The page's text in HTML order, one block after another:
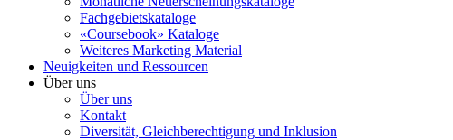
Fachgebietskataloge
«Coursebook» Kataloge
Weiteres Marketing Material
Neuigkeiten und Ressourcen
Über uns
Über uns
Kontakt
Diversität, Gleichberechtigung und Inklusion